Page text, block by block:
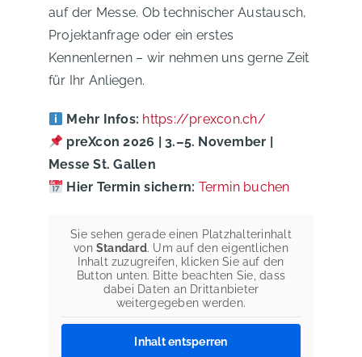
auf der Messe. Ob technischer Austausch,
Projektanfrage oder ein erstes
Kennenlernen – wir nehmen uns gerne Zeit
für Ihr Anliegen.
Mehr Infos: https://prexcon.ch/
preXcon 2026 | 3.–5. November |
Messe St. Gallen
Hier Termin sichern: Termin buchen
Sie sehen gerade einen Platzhalterinhalt
vonStandard. Um auf den eigentlichen
Inhalt zuzugreifen, klicken Sie auf den
Button unten. Bitte beachten Sie, dass
dabei Daten an Drittanbieter
weitergegeben werden.
Inhalt entsperren